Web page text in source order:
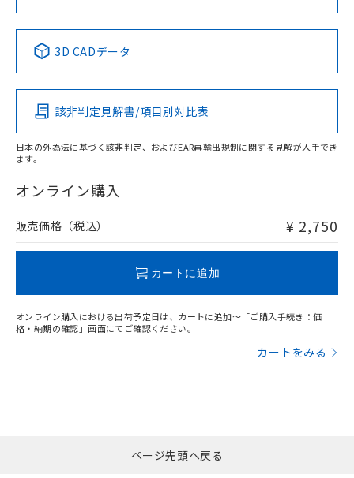
Pb Hg Cd Cr(VI)
O
在庫等で未対応品が混在する可能性があります。
問い合わせください。
No No No No
この製品の規格認証/適合状況ページへ
その他の認証はこちらのページからご検索ください
3D CADデータ
該非判定見解書/項目別対比表
日本の外為法に基づく該非判定、およびEAR再輸出規制に関する見解が入手でき
ます。
オンライン購入
販売価格（税込） ¥ 2,750
カートに追加
オンライン購入における出荷予定日は、カートに追加～「ご購入手続き：価
格・納期の確認」画面にてご確認ください。
カートをみる
ページ先頭へ戻る